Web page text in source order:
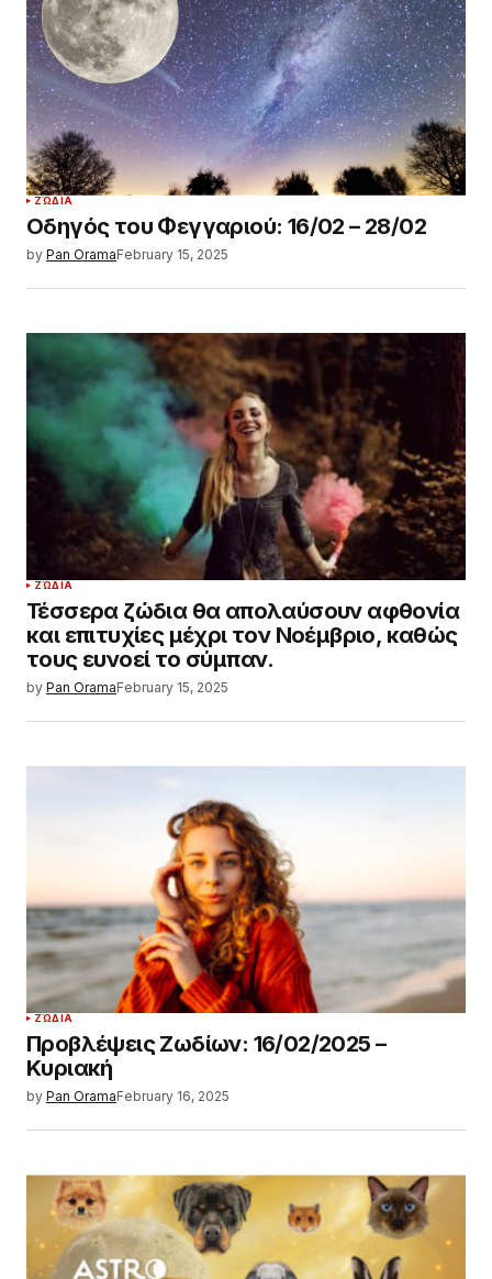
ΖΏΔΙΑ
Οδηγός του Φεγγαριού: 16/02 – 28/02
by Pan OramaFebruary 15, 2025
ΖΏΔΙΑ
Τέσσερα ζώδια θα απολαύσουν αφθονία
και επιτυχίες μέχρι τον Νοέμβριο, καθώς
τους ευνοεί το σύμπαν.
by Pan OramaFebruary 15, 2025
ΖΏΔΙΑ
Προβλέψεις Ζωδίων: 16/02/2025 –
Κυριακή
by Pan OramaFebruary 16, 2025